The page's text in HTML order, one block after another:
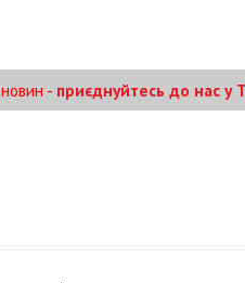
- приєднуйтесь до нас у